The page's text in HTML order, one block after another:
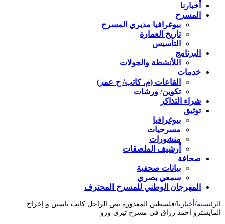
أخبارنا
المسرح
بيوغرافيا مديري المسرح
تاريخ العمارة
التأسيس
البرنامج
اللأنشطة والجولات
خدمات
القاعات (م. كاتب/ ح عمر)
تكوين/ ورشات
شراء التذاكر
توثيق
بيوغرافيا
مسرحيات
منشورات
أرشيف الملصقات
صحافة
بيانات صحفية
سمعي بصري
المهرجان الوطني للمسرح المحترف
الرئيسية/ أخبارنا/فلسطين المغدورة نص الراحل كاتب ياسين و إخراج
المايسترو أحمد رزاق في مسرح تيزي وزو